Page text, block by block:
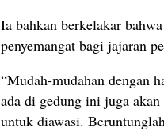
Ia bahkan berkelakar
penyemangat bagi jajaran
“Mudah-mudahan dengan
ada di gedung ini juga
untuk diawasi.